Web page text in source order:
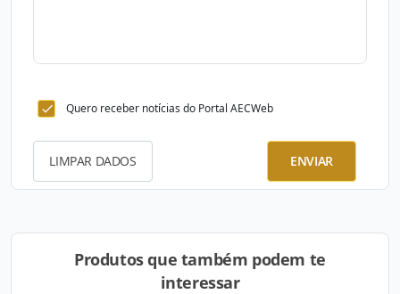
Quero receber notícias do Portal AECWeb
LIMPAR DADOS ENVIAR
Produtos que também podem te
interessar